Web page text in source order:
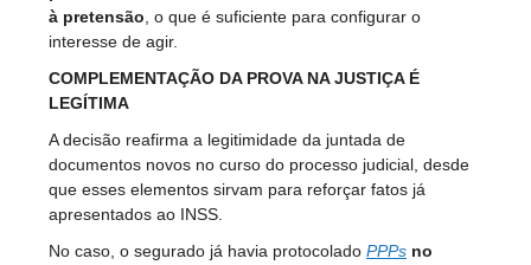
à pretensão, o que é suficiente para configurar o
interesse de agir.
COMPLEMENTAÇÃO DA PROVA NA JUSTIÇA É
LEGÍTIMA
A decisão reafirma a legitimidade da juntada de
documentos novos no curso do processo judicial, desde
que esses elementos sirvam para reforçar fatos já
apresentados ao INSS.
No caso, o segurado já havia protocolado PPPs no